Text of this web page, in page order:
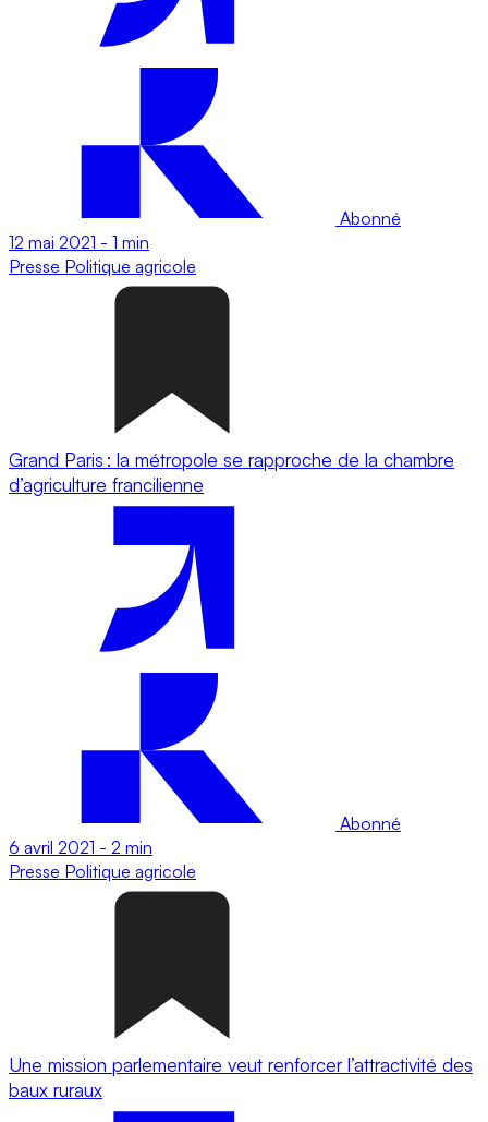
Abonné
12 mai 2021 - 1 min
Presse Politique agricole
Grand Paris : la métropole se rapproche de la chambre
d’agriculture francilienne
Abonné
6 avril 2021 - 2 min
Presse Politique agricole
Une mission parlementaire veut renforcer l’attractivité des
baux ruraux